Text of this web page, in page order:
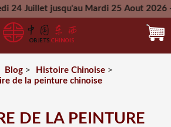
jusqu'au Mardi 25 Aout 2026 -
Mercredi 26 Aout 2026
Blog> Histoire Chinoise>
de la peinture chinoise
DE LA PEINTURE